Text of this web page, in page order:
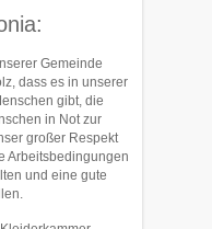
Gemeinde
dass es in unserer
gibt, die
in Not zur
großer Respekt
Ar­beitsbe­dingungen
und eine gute